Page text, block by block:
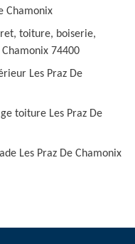
Chamonix
toiture, boiserie,
74400
Les Praz De
toiture Les Praz De
Les Praz De Chamonix